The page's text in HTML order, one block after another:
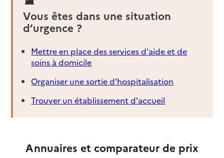
Vous êtes dans une situation
d’urgence ?
Mettre en place des services d'aide et de
soins à domicile
Organiser une sortie d'hospitalisation
Trouver un établissement d'accueil
Annuaires et comparateur de prix